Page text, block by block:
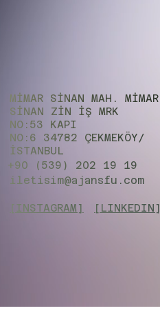
MİMAR SİNAN MAH. MİMAR
SİNAN ZIN İŞ MRK
NO:53 KAPI
NO:6 34782 ÇEKMEKÖY/
İSTANBUL
+90 (539) 202 19 19
iletisim@ajansfu.com
[INSTAGRAM] [LINKEDIN]